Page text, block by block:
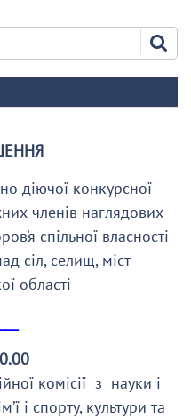
діючої конкурсної
членів наглядових
спільної власності
сіл, селищ, міст
області
комісії з науки і
і спорту, культури та